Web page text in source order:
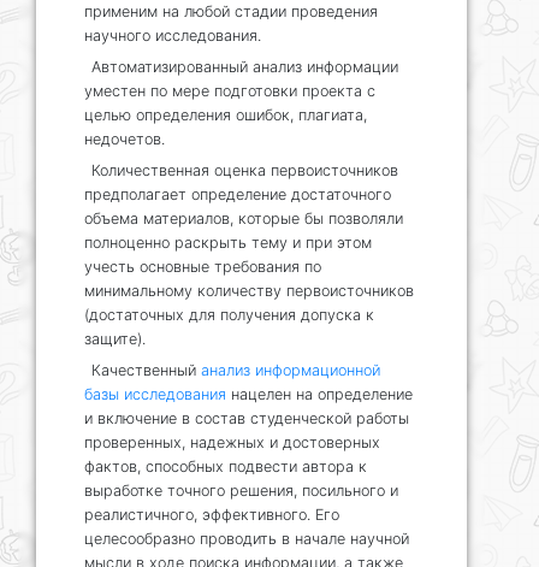
применим на любой стадии проведения
научного исследования.
Автоматизированный анализ информации
уместен по мере подготовки проекта с
целью определения ошибок, плагиата,
недочетов.
Количественная оценка первоисточников
предполагает определение достаточного
объема материалов, которые бы позволяли
полноценно раскрыть тему и при этом
учесть основные требования по
минимальному количеству первоисточников
(достаточных для получения допуска к
защите).
Качественный анализ информационной
базы исследования нацелен на определение
и включение в состав студенческой работы
проверенных, надежных и достоверных
фактов, способных подвести автора к
выработке точного решения, посильного и
реалистичного, эффективного. Его
целесообразно проводить в начале научной
мысли в ходе поиска информации, а также